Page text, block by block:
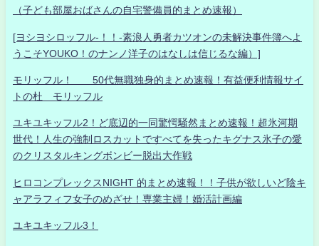
（子ども部屋おばさんの自宅警備員的まとめ速報）
[ヨシヨシロッフル-！！-素浪人勇者カツオンの未解決事件簿へよ
うこそYOUKO！のナンノ洋子のはなしは信じるな編）]
モリッフル！ 50代無職独身的まとめ速報！有益便利情報サイ
トの杜 モリッフル
ユキユキッフル2！ど底辺的一同驚愕騒然まとめ速報！超氷河期
世代！人生の強制ロスカットですべてを失ったキグナス氷子の愛
のクリスタルキングボンビー脱出大作戦
ヒロコンプレックスNIGHT 的まとめ速報！！子供が欲しいど陰キ
ャアラフィフ女子のめざせ！専業主婦！婚活計画編
ユキユキッフル3！